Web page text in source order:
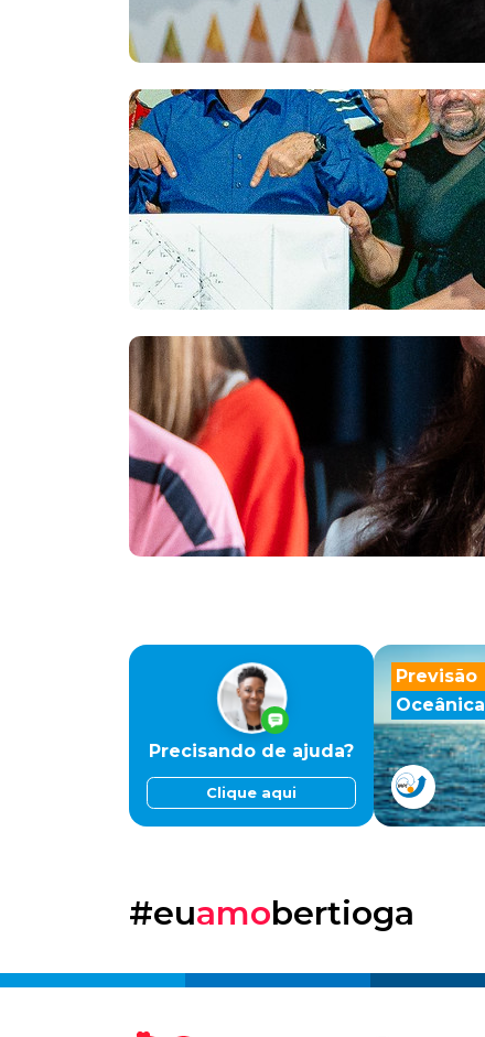
Previsão
Oceânica
Precisando de ajuda?
Clique aqui
#euamobertioga